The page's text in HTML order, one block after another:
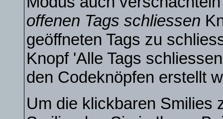
offenen Tags schliessen
geöffneten Tags zu
Knopf 'Alle Tags
den Codeknöpfen erstellt
Um die klickbaren Smilies